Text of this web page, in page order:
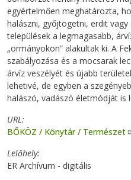
egyértelmően meghatározta,
halászni, győjtögetni, erdıt
települések a legmagasabb,
„ormányokon” alakultak ki. A
szabályozása és a mocsarak
árvíz veszélyét és újabb
lehetıvé, de egyben a
halászó, vadászó életmódját is
URL
BŐKÖZ / Könytár / Természet
Lelőhely
ER Archívum - digitális